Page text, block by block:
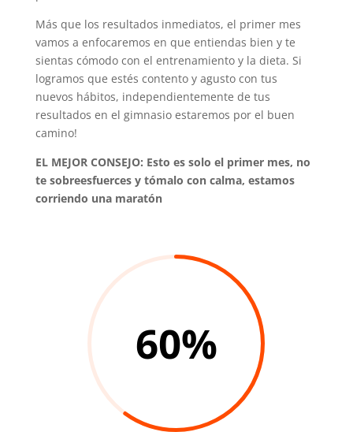
Más que los resultados inmediatos, el primer mes
vamos a enfocaremos en que entiendas bien y te
sientas cómodo con el entrenamiento y la dieta. Si
logramos que estés contento y agusto con tus
nuevos hábitos, independientemente de tus
resultados en el gimnasio estaremos por el buen
camino!
EL MEJOR CONSEJO: Esto es solo el primer mes, no
te sobreesfuerces y tómalo con calma, estamos
corriendo una maratón
60%